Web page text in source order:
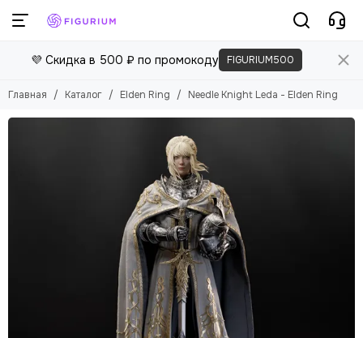
Elden Ring
Смотреть все товары
Bloodborne
💜 Скидка в 500 ₽ по промокоду FIGURIUM500
Главная Каталог Elden Ring Needle Knight Leda - Elden Ring